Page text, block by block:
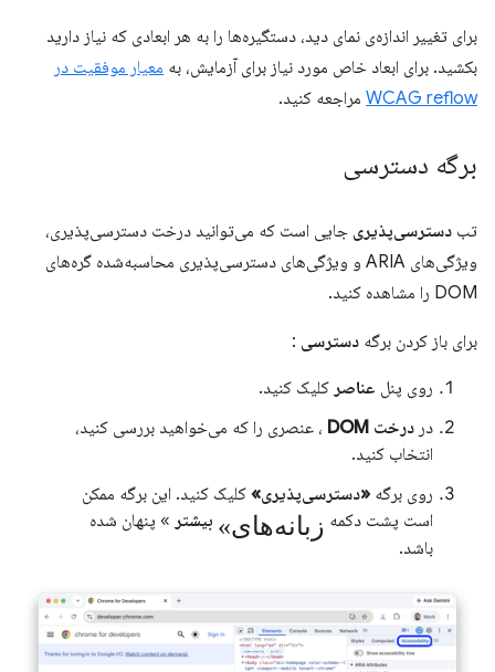
برای تغییر اندازه‌ی نمای دید، دستگیره‌ها را به هر ابعادی که نیاز دارید
بکشید. برای ابعاد خاص مورد نیاز برای آزمایش، به معیار موفقیت در
WCAG reflow مراجعه کنید.
برگه دسترسی
تب دسترسی‌پذیری جایی است که می‌توانید درخت دسترسی‌پذیری،
ویژگی‌های ARIA و ویژگی‌های دسترسی‌پذیری محاسبه‌شده گره‌های
DOM را مشاهده کنید.
برای باز کردن برگه دسترسی :
روی پنل عناصر کلیک کنید.
در درخت DOM
، عنصری را که می‌خواهید بررسی کنید،
انتخاب کنید.
روی برگه «دسترسی‌پذیری» کلیک کنید. این برگه ممکن
است پشت دکمه «زبانه‌های بیشتر » پنهان شده
باشد.